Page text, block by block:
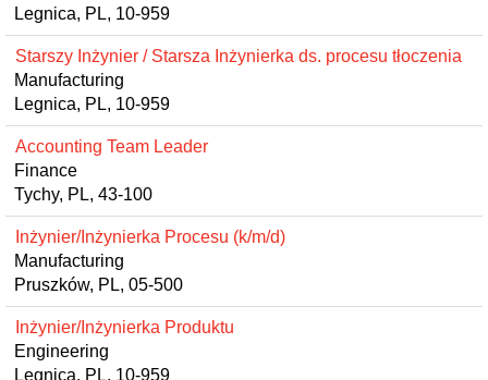
Legnica, PL, 10-959
Starszy Inżynier / Starsza Inżynierka ds. procesu tłoczenia
Manufacturing
Legnica, PL, 10-959
Accounting Team Leader
Finance
Tychy, PL, 43-100
Inżynier/Inżynierka Procesu (k/m/d)
Manufacturing
Pruszków, PL, 05-500
Inżynier/Inżynierka Produktu
Engineering
Legnica, PL, 10-959